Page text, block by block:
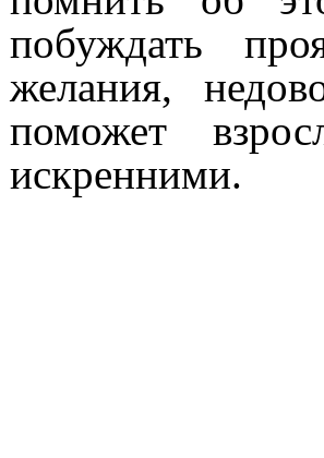
побуждать
желания,
поможет
искренними.